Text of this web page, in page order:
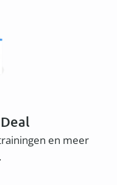
en meer